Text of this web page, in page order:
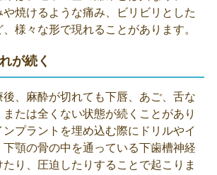
焼けるような痛み、ビリビリとした
様々な形で現れることがあります。
が続く
、麻酔が切れても下唇、あご、舌な
たは全くない状態が続くことがあり
ンプラントを埋め込む際にドリルやイ
下顎の骨の中を通っている下歯槽神経
り、圧迫したりすることで起こりま